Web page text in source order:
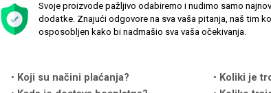
Svoje proizvode pažljivo odabiremo i nudimo samo
dodatke. Znajući odgovore na sva vaša pitanja, naš tim
osposobljen kako bi nadmašio sva vaša očekivanja.
Koji su načini plaćanja?
Koliki je